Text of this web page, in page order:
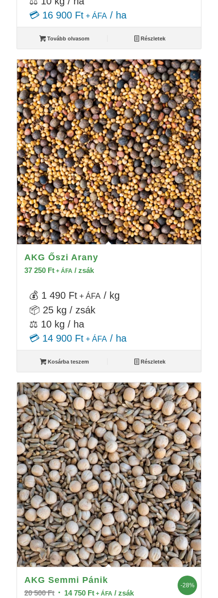
💳 16 900 Ft+ ÁFA/ ha
Tovább olvasom Részletek
AKG Őszi Arany
37 250 Ft+ ÁFA / zsák
💰 1 490 Ft+ ÁFA / kg
📦 25 kg / zsák
⚖️ 10 kg / ha
💳 14 900 Ft+ ÁFA/ ha
Kosárba teszem Részletek
AKG Semmi Pánik
20 500Ft Original
14 750 FtCurrent
+ ÁFA / zsák
-28%